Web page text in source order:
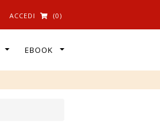
ACCEDI (0)
EBOOK